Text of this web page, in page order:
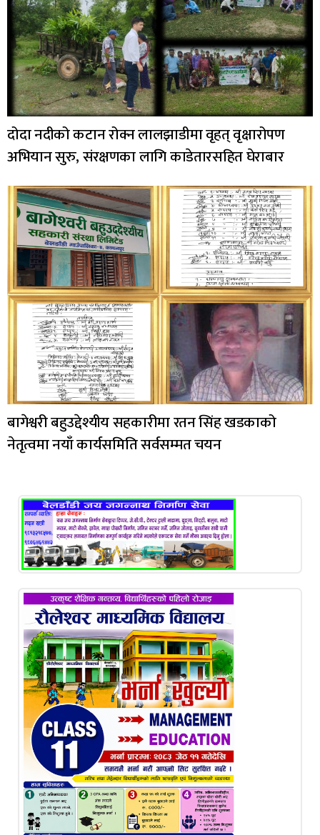
दोदा नदीको कटान रोक्न लालझाडीमा वृहत् वृक्षारोपण
अभियान सुरु, संरक्षणका लागि काडेतारसहित घेराबार
बागेश्वरी बहुउद्देश्यीय सहकारीमा रतन सिंह खडकाको
नेतृत्वमा नयाँ कार्यसमिति सर्वसम्मत चयन